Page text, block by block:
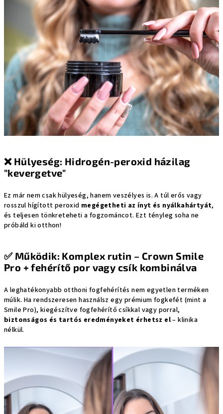
❌ Hülyeség: Hidrogén-peroxid házilag
"kevergetve"
Ez már nem csak hülyeség, hanem veszélyes is. A túl erős vagy
rosszul hígított peroxid megégetheti az ínyt és nyálkahártyát,
és teljesen tönkreteheti a fogzománcot. Ezt tényleg soha ne
próbáld ki otthon!
✅ Működik: Komplex rutin – Crown Smile
Pro + fehérítő por vagy csík kombinálva
A leghatékonyabb otthoni fogfehérítés nem egyetlen terméken
múlik. Ha rendszeresen használsz egy prémium fogkefét (mint a
Smile Pro), kiegészítve fogfehérítő csíkkal vagy porral,
biztonságos és tartós eredményeket érhetsz el– klinika
nélkül.